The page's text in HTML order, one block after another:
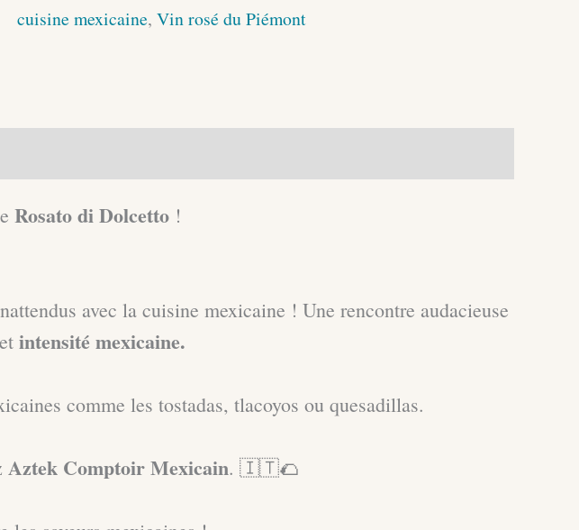
Costabella
cuisine mexicaine, Vin rosé du Piémont
Rosato di Dolcetto !
avec la cuisine mexicaine ! Une rencontre audacieuse
et intensité mexicaine.
comme les tostadas, tlacoyos ou quesadillas.
Aztek Comptoir Mexicain. 🇮🇹🌮